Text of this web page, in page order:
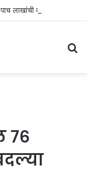
लाखांची मागणी
७६